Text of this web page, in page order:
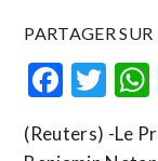
PARTAGER SUR
(Reuters) -Le